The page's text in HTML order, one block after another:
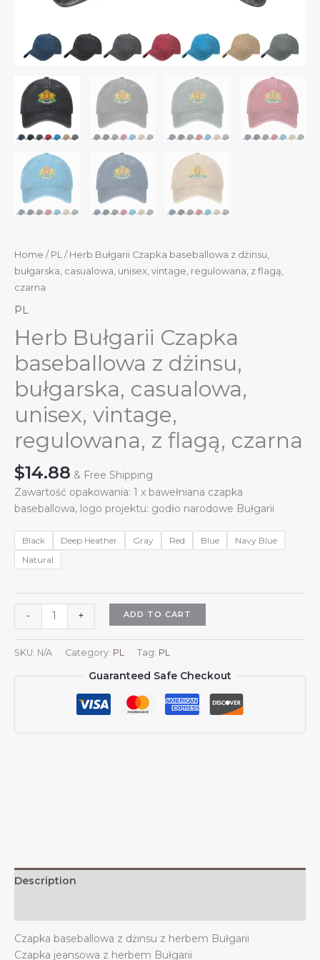
Home / PL / Herb Bułgarii Czapka baseballowa z dżinsu,
bułgarska, casualowa, unisex, vintage, regulowana, z flagą,
czarna
PL
Herb Bułgarii Czapka
baseballowa z dżinsu,
bułgarska, casualowa,
unisex, vintage,
regulowana, z flagą, czarna
$14.88 & Free Shipping
Zawartość opakowania: 1 x bawełniana czapka
baseballowa, logo projektu: godło narodowe Bułgarii
Black Deep Heather Gray Red Blue
Navy Blue
Natural
-
Bułgarii
Czapka
baseballowa
z
+ ADD TO CART
SKU: N/A Category: PL Tag: PL
Guaranteed Safe Checkout
Description
Czapka baseballowa z dżinsu z herbem Bułgarii
Czapka jeansowa z herbem Bułgarii